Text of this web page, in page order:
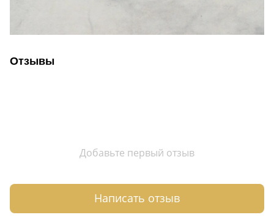
Отзывы
Добавьте первый отзыв
Написать отзыв